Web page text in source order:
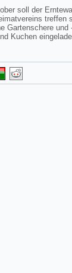
soll der
treffen
Gartenschere
Kuchen